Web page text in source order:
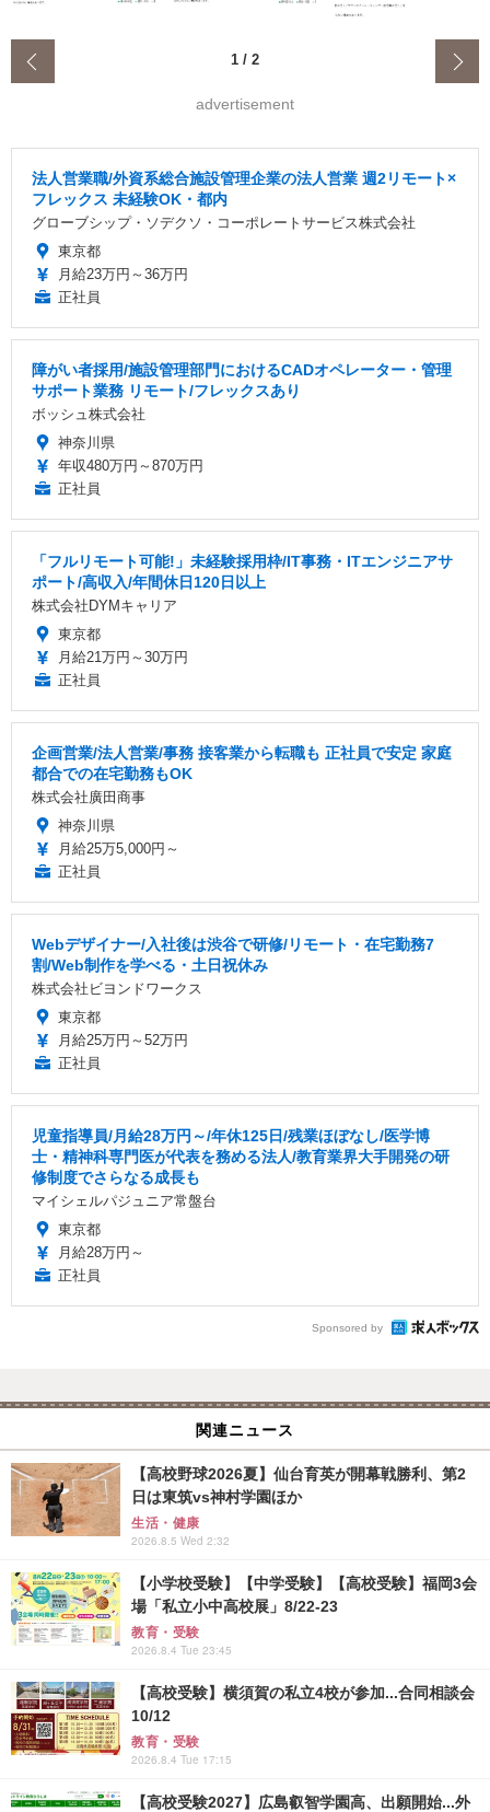
1 / 2
advertisement
法人営業職/外資系総合施設管理企業の法人営業 週2リモート×
フレックス 未経験OK・都内
グローブシップ・ソデクソ・コーポレートサービス株式会社
東京都
月給23万円～36万円
正社員
障がい者採用/施設管理部門におけるCADオペレーター・管理
サポート業務 リモート/フレックスあり
ボッシュ株式会社
神奈川県
年収480万円～870万円
正社員
「フルリモート可能!」未経験採用枠/IT事務・ITエンジニアサ
ポート/高収入/年間休日120日以上
株式会社DYMキャリア
東京都
月給21万円～30万円
正社員
企画営業/法人営業/事務 接客業から転職も 正社員で安定 家庭
都合での在宅勤務もOK
株式会社廣田商事
神奈川県
月給25万5,000円～
正社員
Webデザイナー/入社後は渋谷で研修/リモート・在宅勤務7
割/Web制作を学べる・土日祝休み
株式会社ビヨンドワークス
東京都
月給25万円～52万円
正社員
児童指導員/月給28万円～/年休125日/残業ほぼなし/医学博
士・精神科専門医が代表を務める法人/教育業界大手開発の研
修制度でさらなる成長も
マイシェルパジュニア常盤台
東京都
月給28万円～
正社員
Sponsored by
関連ニュース
【高校野球2026夏】仙台育英が開幕戦勝利、第2
日は東筑vs神村学園ほか
生活・健康
2026.8.5 Wed 2:32
【小学校受験】【中学受験】【高校受験】福岡3会
場「私立小中高校展」8/22-23
教育・受験
2026.8.4 Tue 23:45
【高校受験】横須賀の私立4校が参加...合同相談会
10/12
教育・受験
2026.8.4 Tue 17:15
【高校受験2027】広島叡智学園高、出願開始...外